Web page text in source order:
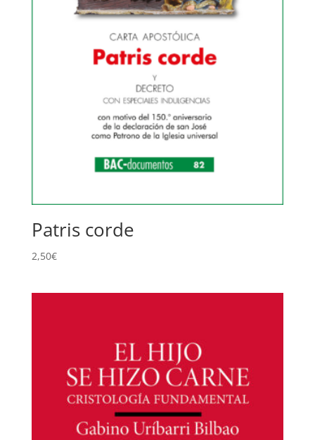
Patris corde
2,50€